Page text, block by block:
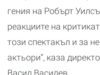
гения на Робърт
реакциите на
този спектакъл и за
актьори“, каза
Васил Василев.